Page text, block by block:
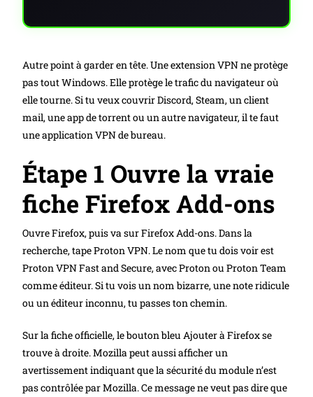
Autre point à garder en tête. Une extension VPN ne protège
pas tout Windows. Elle protège le trafic du navigateur où
elle tourne. Si tu veux couvrir Discord, Steam, un client
mail, une app de torrent ou un autre navigateur, il te faut
une application VPN de bureau.
Étape 1 Ouvre la vraie
fiche Firefox Add-ons
Ouvre Firefox, puis va sur Firefox Add-ons. Dans la
recherche, tape Proton VPN. Le nom que tu dois voir est
Proton VPN Fast and Secure, avec Proton ou Proton Team
comme éditeur. Si tu vois un nom bizarre, une note ridicule
ou un éditeur inconnu, tu passes ton chemin.
Sur la fiche officielle, le bouton bleu Ajouter à Firefox se
trouve à droite. Mozilla peut aussi afficher un
avertissement indiquant que la sécurité du module n’est
pas contrôlée par Mozilla. Ce message ne veut pas dire que